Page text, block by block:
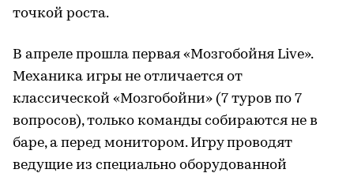
точкой роста.
В апреле прошла первая «Мозгобойня Live».
Механика игры не отличается от
классической «Мозгобойни» (7 туров по 7
вопросов), только команды собираются не в
баре, а перед монитором. Игру проводят
ведущие из специально оборудованной